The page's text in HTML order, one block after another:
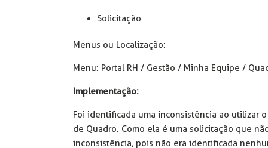
Solicitação
Menus ou Localização:
Menu: Portal RH / Gestão / Minha Equipe /
Implementação:
Foi identificada uma inconsistência ao utilizar
de Quadro. Como ela é uma solicitação que
inconsistência, pois não era identificada